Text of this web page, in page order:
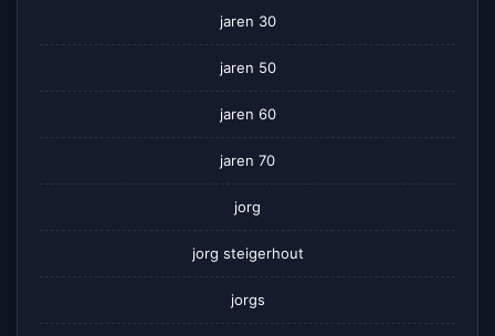
jaren 30
jaren 50
jaren 60
jaren 70
jorg
jorg steigerhout
jorgs